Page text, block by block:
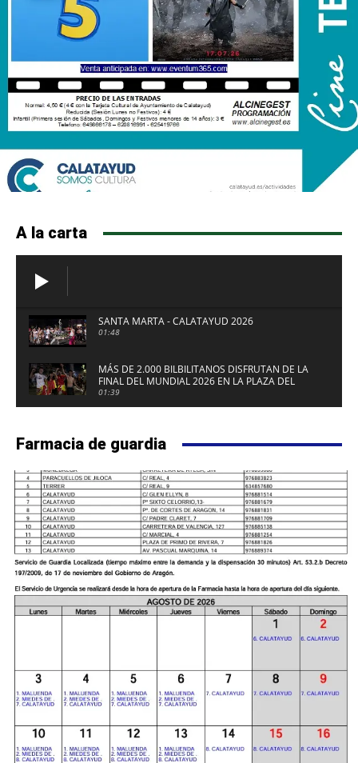
A la carta
SANTA MARTA - CALATAYUD 2026
01:48
MÁS DE 2.000 BILBILITANOS DISFRUTAN DE LA
FINAL DEL MUNDIAL 2026 EN LA PLAZA DEL
FUERTE DE CALATAYUD
01:39
Farmacia de guardia